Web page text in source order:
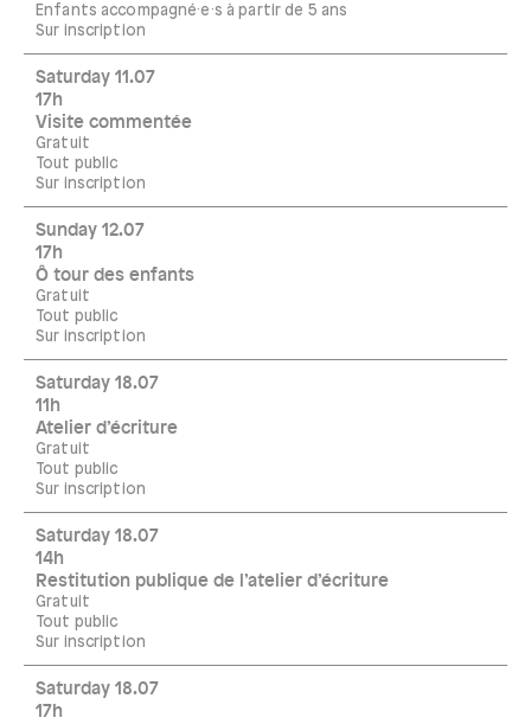
Enfants accompagné·e·s à partir de 5 ans
Sur inscription
Saturday 11.07
17h
Visite commentée
Gratuit
Tout public
Sur inscription
Sunday 12.07
17h
Ô tour des enfants
Gratuit
Tout public
Sur inscription
Saturday 18.07
11h
Atelier d’écriture
Gratuit
Tout public
Sur inscription
Saturday 18.07
14h
Restitution publique de l’atelier d’écriture
Gratuit
Tout public
Sur inscription
Saturday 18.07
17h